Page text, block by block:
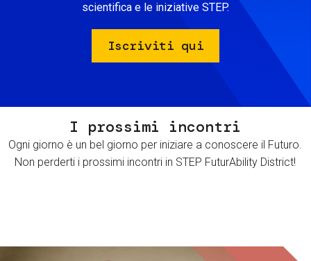
scientifica e le iniziative STEP.
Iscriviti qui
I prossimi incontri
Ogni giorno è un bel giorno per iniziare a conoscere il Futuro.
Non perderti i prossimi incontri in STEP FuturAbility District!